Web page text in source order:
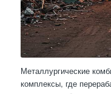
Металлургические
комплексы, где